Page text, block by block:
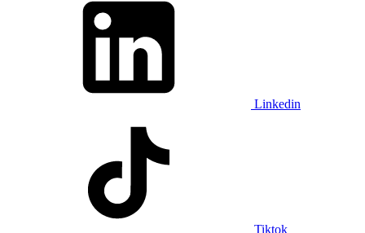
Linkedin
Tiktok